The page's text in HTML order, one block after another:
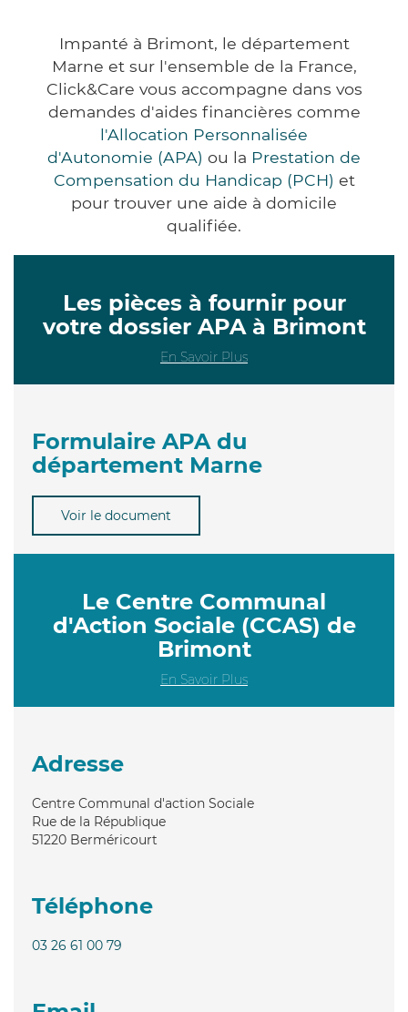
Impanté à Brimont, le département
Marne et sur l'ensemble de la France,
Click&Care vous accompagne dans vos
demandes d'aides financières comme
l'Allocation Personnalisée
d'Autonomie (APA) ou la Prestation de
Compensation du Handicap (PCH) et
pour trouver une aide à domicile
qualifiée.
Les pièces à fournir pour
votre dossier APA à Brimont
En Savoir Plus
Formulaire APA du
département Marne
Voir le document
Le Centre Communal
d'Action Sociale (CCAS) de
Brimont
En Savoir Plus
Adresse
Centre Communal d'action Sociale
Rue de la République
51220 Berméricourt
Téléphone
03 26 61 00 79